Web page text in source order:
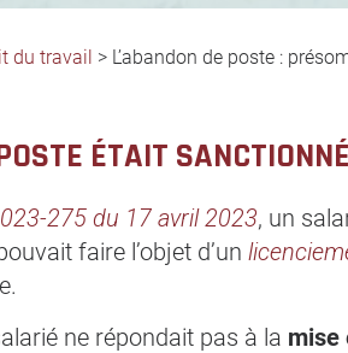
du travail > L’abandon de poste :
ÉTAIT
275 du 17 avril 2023, un
faire l’objet d’un
ne répondait pas à la mise